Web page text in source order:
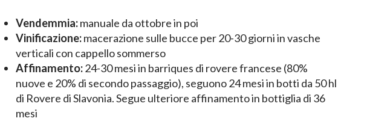
Vendemmia:manuale da ottobre in poi
Vinificazione:macerazione sulle bucce per 20-30 giorni in vasche
verticali con cappello sommerso
Affinamento:24-30 mesi in barriques di rovere francese (80%
nuove e 20% di secondo passaggio), seguono 24 mesi in botti da 50 hl
di Rovere di Slavonia. Segue ulteriore affinamento in bottiglia di 36
mesi